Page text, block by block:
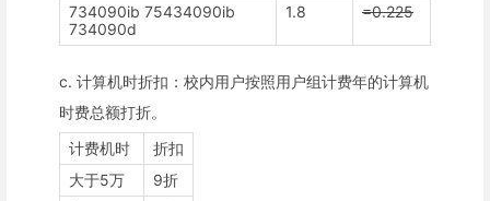
734090ib 75434090ib
734090d
1.8 =0.225
c. 计算机时折扣：校内用户按照用户组计费年的计算机
时费总额打折。
计费机时
折扣
大于5万
9折